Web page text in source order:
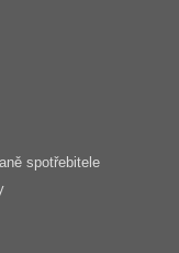
spotřebitele